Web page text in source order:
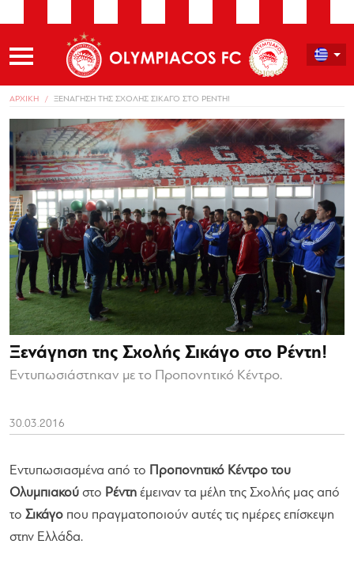
ΑΡΧΙΚΗ ΞΕΝΑΓΗΣΗ ΤΗΣ ΣΧΟΛΗΣ ΣΙΚΑΓΟ ΣΤΟ ΡΕΝΤΗ!
Ξενάγηση της Σχολής Σικάγο στο Ρέντη!
Εντυπωσιάστηκαν με το Προπονητικό Κέντρο.
30.03.2016
Εντυπωσιασμένα από το
Προπονητικό Κέντρο του
Ολυμπιακού στο Ρέντη έμειναν τα μέλη της Σχολής μας από
το Σικάγο που πραγματοποιούν αυτές τις ημέρες επίσκεψη
στην Ελλάδα.